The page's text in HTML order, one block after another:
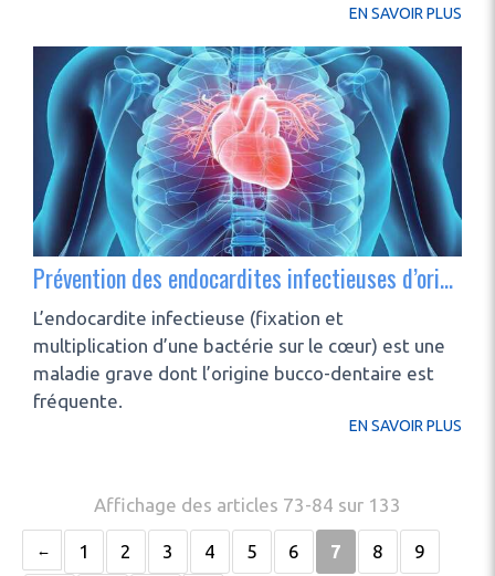
EN SAVOIR PLUS
Prévention des endocardites infectieuses d’origine bucco-dentaire
L’endocardite infectieuse (fixation et
multiplication d’une bactérie sur le cœur) est une
maladie grave dont l’origine bucco-dentaire est
fréquente.
EN SAVOIR PLUS
Affichage des articles 73-84 sur 133
1 2 3 4 5 6 7 8 9